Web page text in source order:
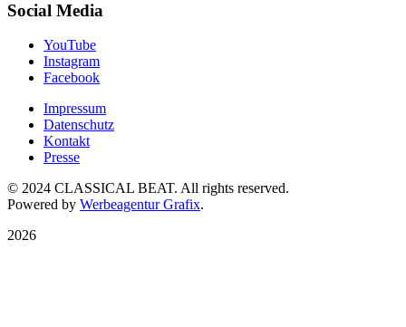
Social Media
YouTube
Instagram
Facebook
Impressum
Datenschutz
Kontakt
Presse
© 2024 CLASSICAL BEAT. All rights reserved.
Powered by Werbeagentur Grafix.
2026